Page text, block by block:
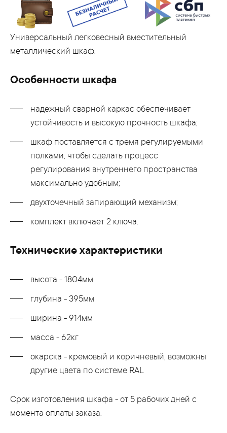
Универсальный легковесный вместительный
металлический шкаф.
Особенности шкафа
надежный сварной каркас обеспечивает
устойчивость и высокую прочность шкафа;
шкаф поставляется с тремя регулируемыми
полками, чтобы сделать процесс
регулирования внутреннего пространства
максимально удобным;
двухточечный запирающий механизм;
комплект включает 2 ключа.
Технические характеристики
высота - 1804мм
глубина - 395мм
ширина - 914мм
масса - 62кг
окарска - кремовый и коричневый, возможны
другие цвета по системе RAL
Срок изготовления шкафа - от 5 рабочих дней с
момента оплаты заказа.